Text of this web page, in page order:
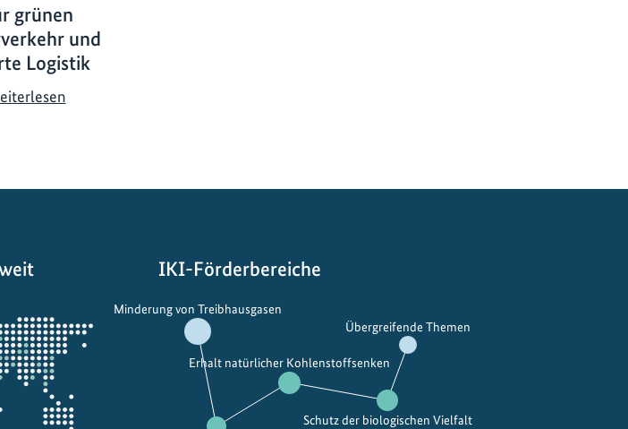
grünen
und
Logistik
F
r
ü
t
v
IKI-Förderbereiche
Minderung von Treibhausgasen
Erhalt natürlicher Kohlenstoffsenken
Schutz der biologischen Vielfalt
Übergreifende Themen